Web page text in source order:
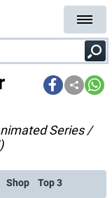
Series /
Shop Top 3